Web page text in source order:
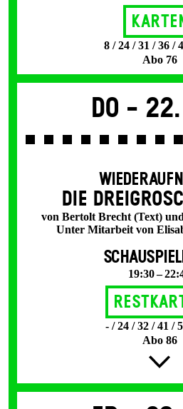
8 / 24 / 31 / 36 /
Abo 76
Do -
DIE
von Bertolt Brecht (Text)
Unter Mitarbeit von
19:30 –
- / 24 / 32 / 41 /
Abo 86